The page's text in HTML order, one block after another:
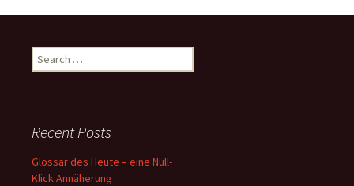
navigation
Search
for:
Recent Posts
Glossar des Heute – eine Null-
Klick Annäherung